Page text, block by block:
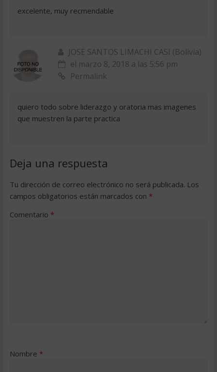
excelente, muy recmendable
JOSE SANTOS LIMACHI CASI (Bolivia)
el marzo 8, 2018 a las 5:56 pm
Permalink
quiero todo sobre liderazgo y oratoria mas imagenes
que muestren la parte practica
Deja una respuesta
Tu dirección de correo electrónico no será publicada. Los
campos obligatorios están marcados con *
Comentario *
Nombre *